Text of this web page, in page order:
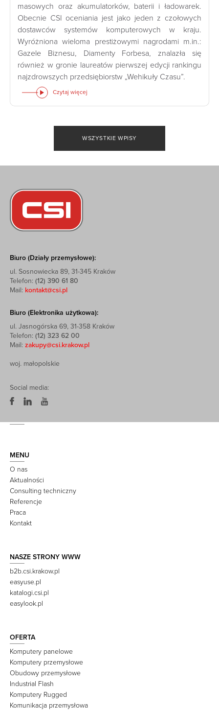
masowych oraz akumulatorków, baterii i ładowarek.
Obecnie CSI oceniania jest jako jeden z czołowych
dostawców systemów komputerowych w kraju.
Wyróżniona wieloma prestiżowymi nagrodami m.in.:
Gazele Biznesu, Diamenty Forbesa, znalazła się
również w gronie laureatów pierwszej edycji rankingu
najzdrowszych przedsiębiorstw „Wehikuły Czasu”.
Czytaj więcej
WSZYSTKIE WPISY
Biuro (Działy przemysłowe):
ul. Sosnowiecka 89, 31-345 Kraków
Telefon: (12) 390 61 80
Mail: kontakt@csi.pl
Biuro (Elektronika użytkowa):
ul. Jasnogórska 69, 31-358 Kraków
Telefon: (12) 323 62 00
Mail: zakupy@csi.krakow.pl
woj. małopolskie
Social media:
MENU
O nas
Aktualności
Consulting techniczny
Referencje
Praca
Kontakt
NASZE STRONY WWW
b2b.csi.krakow.pl
easyuse.pl
katalogi.csi.pl
easylook.pl
OFERTA
Komputery panelowe
Komputery przemysłowe
Obudowy przemysłowe
Industrial Flash
Komputery Rugged
Komunikacja przemysłowa